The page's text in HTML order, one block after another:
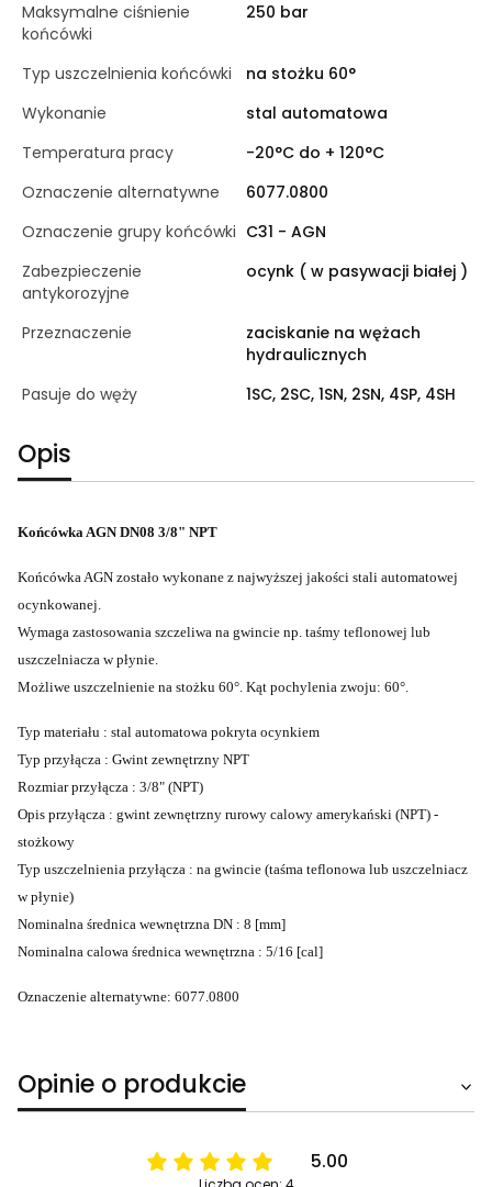
Maksymalne ciśnienie
końcówki
250 bar
Typ uszczelnienia końcówki
na stożku 60°
Wykonanie
stal automatowa
Temperatura pracy
-20°C do + 120°C
Oznaczenie alternatywne
6077.0800
Oznaczenie grupy końcówki C31 - AGN
Zabezpieczenie
antykorozyjne
ocynk ( w pasywacji białej )
Przeznaczenie
zaciskanie na wężach
hydraulicznych
Pasuje do węży
1SC, 2SC, 1SN, 2SN, 4SP, 4SH
Opis
Końcówka AGN DN08 3/8" NPT
Końcówka AGN zostało wykonane z najwyższej jakości stali automatowej
ocynkowanej.
Wymaga zastosowania szczeliwa na gwincie np. taśmy teflonowej lub
uszczelniacza w płynie.
Możliwe uszczelnienie na stożku 60°. Kąt pochylenia zwoju: 60°.
Typ materiału : stal automatowa pokryta ocynkiem
Typ przyłącza : Gwint zewnętrzny NPT
Rozmiar przyłącza : 3/8" (NPT)
Opis przyłącza : gwint zewnętrzny rurowy calowy amerykański (NPT) -
stożkowy
Typ uszczelnienia przyłącza : na gwincie (taśma teflonowa lub uszczelniacz
w płynie)
Nominalna średnica wewnętrzna DN : 8 [mm]
Nominalna calowa średnica wewnętrzna : 5/16 [cal]
Oznaczenie alternatywne: 6077.0800
Opinie o produkcie
5.00